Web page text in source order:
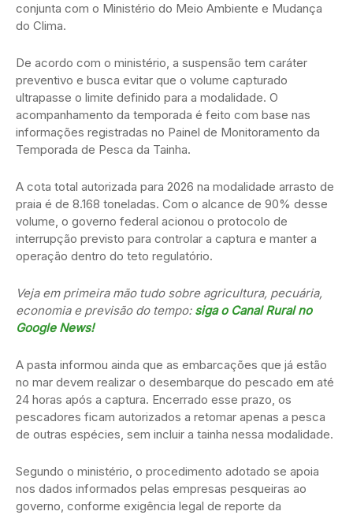
conjunta com o Ministério do Meio Ambiente e Mudança
do Clima.
De acordo com o ministério, a suspensão tem caráter
preventivo e busca evitar que o volume capturado
ultrapasse o limite definido para a modalidade. O
acompanhamento da temporada é feito com base nas
informações registradas no Painel de Monitoramento da
Temporada de Pesca da Tainha.
A cota total autorizada para 2026 na modalidade arrasto de
praia é de 8.168 toneladas. Com o alcance de 90% desse
volume, o governo federal acionou o protocolo de
interrupção previsto para controlar a captura e manter a
operação dentro do teto regulatório.
Veja em primeira mão tudo sobre agricultura, pecuária,
economia e previsão do tempo: siga o Canal Rural no
Google News!
A pasta informou ainda que as embarcações que já estão
no mar devem realizar o desembarque do pescado em até
24 horas após a captura. Encerrado esse prazo, os
pescadores ficam autorizados a retomar apenas a pesca
de outras espécies, sem incluir a tainha nessa modalidade.
Segundo o ministério, o procedimento adotado se apoia
nos dados informados pelas empresas pesqueiras ao
governo, conforme exigência legal de reporte da